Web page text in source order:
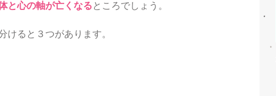
と心の軸が亡くなる ところでしょう。
けると３つがあります。